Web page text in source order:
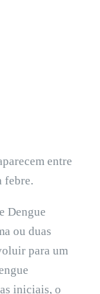
entre
febre.
Dengue
ou duas
para um
iniciais, o